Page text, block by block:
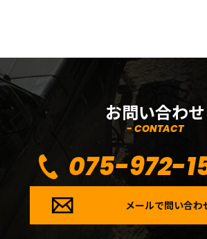
お問い合わせ
- CONTACT
075-972-
メールで問い合わ